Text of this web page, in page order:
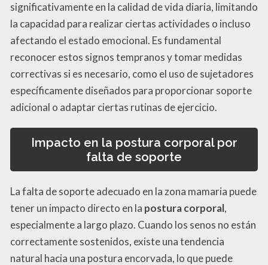
significativamente en la calidad de vida diaria, limitando
la capacidad para realizar ciertas actividades o incluso
afectando el estado emocional. Es fundamental
reconocer estos signos tempranos y tomar medidas
correctivas si es necesario, como el uso de sujetadores
específicamente diseñados para proporcionar soporte
adicional o adaptar ciertas rutinas de ejercicio.
Impacto en la postura corporal por
falta de soporte
La falta de soporte adecuado en la zona mamaria puede
tener un impacto directo en la postura corporal,
especialmente a largo plazo. Cuando los senos no están
correctamente sostenidos, existe una tendencia
natural hacia una postura encorvada, lo que puede